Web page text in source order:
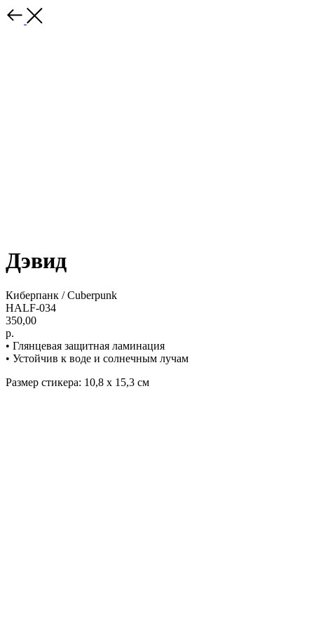
Дэвид
Киберпанк / Cuberpunk
HALF-034
350,00
р.
• Глянцевая защитная ламинация
• Устойчив к воде и солнечным лучам
Размер стикера: 10,8 х 15,3 см